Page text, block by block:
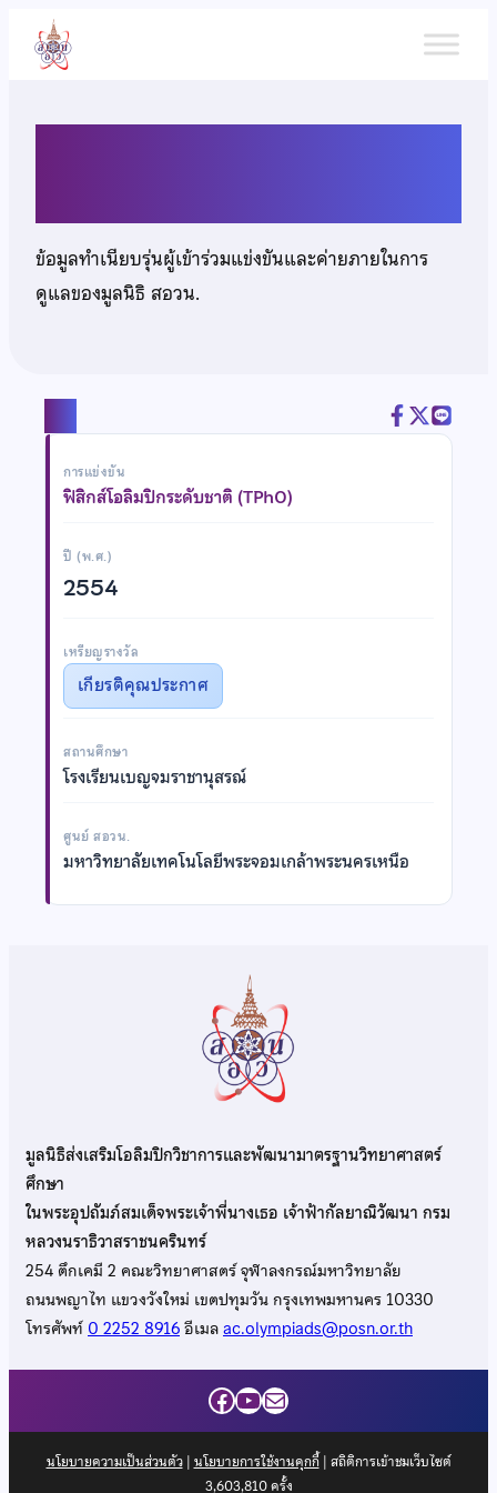
เนื้อหา
ข้อมูลทำเนียบรุ่นผู้เข้าร่วมแข่งขันและค่ายภายในการ
ดูแลของมูลนิธิ สอวน.
การแข่งขัน
ฟิสิกส์โอลิมปิกระดับชาติ (TPhO)
ปี (พ.ศ.)
2554
เหรียญรางวัล
เกียรติคุณประกาศ
สถานศึกษา
โรงเรียนเบญจมราชานุสรณ์
ศูนย์ สอวน.
มหาวิทยาลัยเทคโนโลยีพระจอมเกล้าพระนครเหนือ
มูลนิธิส่งเสริมโอลิมปิกวิชาการและพัฒนามาตรฐานวิทยาศาสตร์
ศึกษา
ในพระอุปถัมภ์สมเด็จพระเจ้าพี่นางเธอ เจ้าฟ้ากัลยาณิวัฒนา กรม
หลวงนราธิวาสราชนครินทร์
254 ตึกเคมี 2 คณะวิทยาศาสตร์ จุฬาลงกรณ์มหาวิทยาลัย
ถนนพญาไท แขวงวังใหม่ เขตปทุมวัน กรุงเทพมหานคร 10330
โทรศัพท์0 2252 8916อีเมลac.olympiads@posn.or.th
Facebook
YouTube
Mail
นโยบายความเป็นส่วนตัว| นโยบายการใช้งานคุกกี้| สถิติการเข้าชมเว็บไซต์
3,603,810ครั้ง